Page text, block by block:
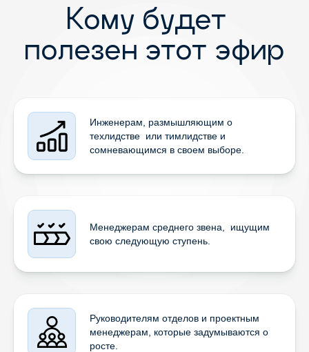
Кому будет
полезен этот эфир
Инженерам, размышляющим о
техлидстве или тимлидстве и
сомневающимся в своем выборе.
Менеджерам среднего звена, ищущим
свою следующую ступень.
Руководителям отделов и проектным
менеджерам, которые задумываются о
росте.